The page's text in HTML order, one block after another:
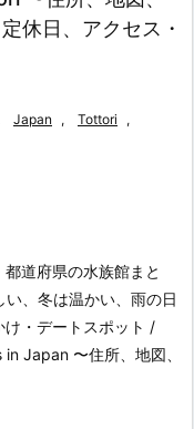
休日、アクセス・
Japan , Tottori ,
道府県の水族館まと
、冬は温かい、雨の日
け・デートスポット /
Japan 〜住所、地図、